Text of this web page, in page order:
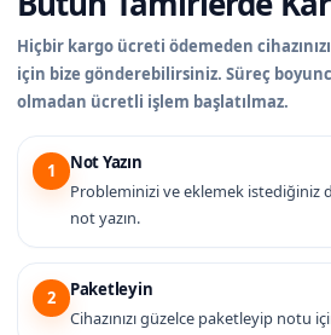
Hiçbir kargo ücreti ödemeden
için bize gönderebilirsiniz. Süreç
olmadan ücretli işlem başlatılmaz.
1
Not Yazın
Probleminizi ve eklemek istediğiniz
not yazın.
2
Paketleyin
Cihazınızı güzelce paketleyip notu